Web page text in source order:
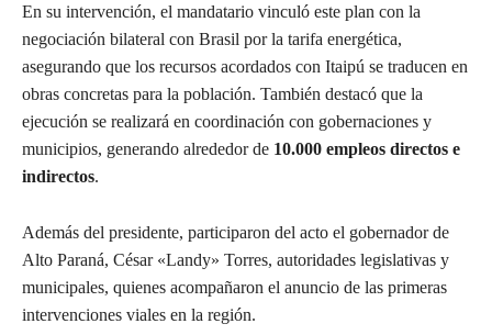
En su intervención, el mandatario vinculó este plan con la
negociación bilateral con Brasil por la tarifa energética,
asegurando que los recursos acordados con Itaipú se traducen en
obras concretas para la población. También destacó que la
ejecución se realizará en coordinación con gobernaciones y
municipios, generando alrededor de 10.000 empleos directos e
indirectos.
Además del presidente, participaron del acto el gobernador de
Alto Paraná, César «Landy» Torres, autoridades legislativas y
municipales, quienes acompañaron el anuncio de las primeras
intervenciones viales en la región.